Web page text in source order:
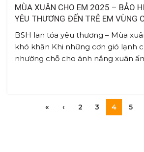
MÙA XUÂN CHO EM 2025 – BẢO
YÊU THƯƠNG ĐẾN TRẺ EM VÙNG
BSH lan tỏa yêu thương – Mùa
khó khăn Khi những cơn gió lạnh
nhường chỗ cho ánh nắng xuân
« ‹ 2 3 4 5